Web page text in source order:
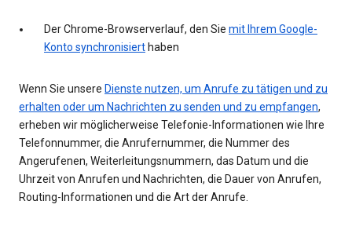
Der Chrome-Browserverlauf, den Sie mit Ihrem Google-
Konto synchronisiert haben
Wenn Sie unsere Dienste nutzen, um Anrufe zu tätigen und zu
erhalten oder um Nachrichten zu senden und zu empfangen,
erheben wir möglicherweise Telefonie-Informationen wie Ihre
Telefonnummer, die Anrufernummer, die Nummer des
Angerufenen, Weiterleitungsnummern, das Datum und die
Uhrzeit von Anrufen und Nachrichten, die Dauer von Anrufen,
Routing-Informationen und die Art der Anrufe.